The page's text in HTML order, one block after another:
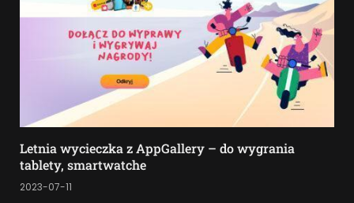
Letnia wycieczka z AppGallery – do wygrania
tablety, smartwatche
2023-07-11